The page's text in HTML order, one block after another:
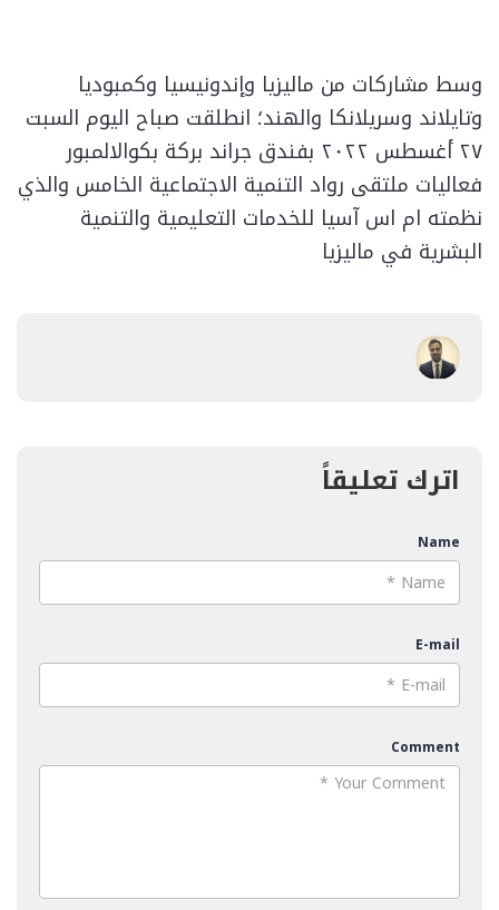
وسط مشاركات من ماليزيا وإندونيسيا وكمبوديا
وتايلاند وسريلانكا والهند؛ انطلقت صباح اليوم السبت
٢٧ أغسطس ٢٠٢٢ بفندق جراند بركة بكوالالمبور
فعاليات ملتقى رواد التنمية الاجتماعية الخامس والذي
نظمته ام اس آسيا للخدمات التعليمية والتنمية
البشرية في ماليزيا
اترك تعليقاً
Name
E-mail
Comment